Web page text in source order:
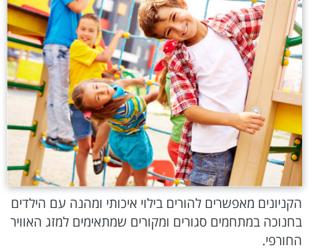
הקניונים מאפשרים להורים בילוי איכותי ומהנה עם הילדים
בחנוכה במתחמים סגורים ומקורים שמתאימים למזג האוויר
החורפי.